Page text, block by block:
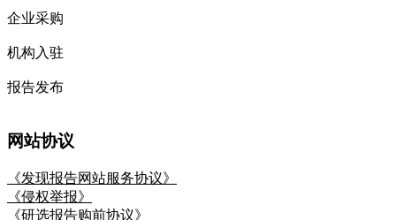
企业采购
机构入驻
报告发布
网站协议
《发现报告网站服务协议》
《侵权举报》
《研选报告购前协议》